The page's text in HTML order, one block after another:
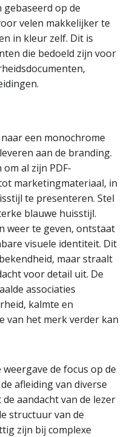
op de
velen makkelijker te
in kleur zelf. Dit is
die bedoeld zijn voor
een monochrome
aan de branding.
al zijn PDF-
marketingmateriaal, in
te presenteren. Stel
blauwe huisstijl.
weer te geven, ontstaat
visuele identiteit. Dit
maar straalt
voor detail uit. De
associaties
kalmte en
van het merk verder kan
de focus op de
afleiding van diverse
aandacht van de lezer
structuur van de
zijn bij complexe